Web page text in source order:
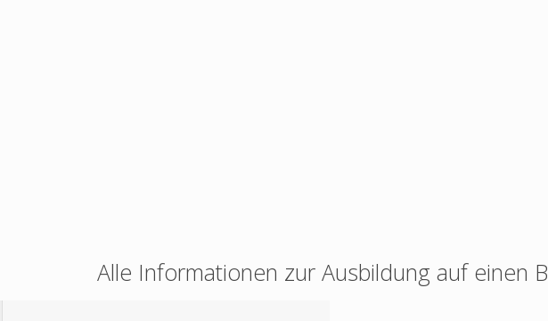
Alle Informationen zur Ausbildung auf einen